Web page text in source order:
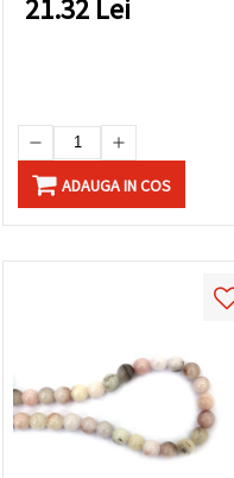
21.32 Lei
ADAUGA IN COS